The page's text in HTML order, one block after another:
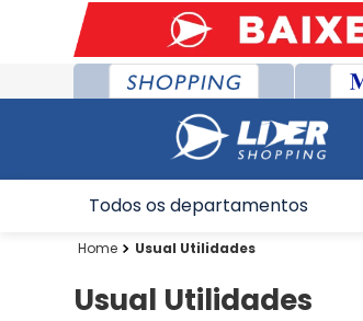
Todos os departamentos
Usual Utilidades
Usual Utilidades